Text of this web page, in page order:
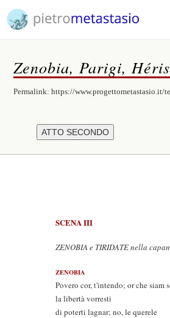
Zenobia, Parigi,
Permalink:https://www.progettometastasio.it/
SCENA III
ZENOBIA e TIRIDATE nella
ZENOBIA
Povero cor, t'intendo; or che siam
la libertà vorresti
di poterti lagnar; no, le querele